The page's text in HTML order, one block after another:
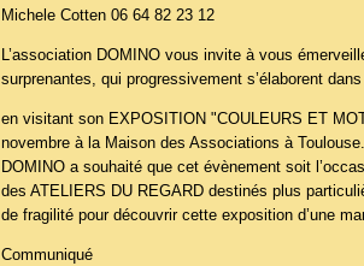
Michele Cotten 06 64 82 23 12
L’association DOMINO vous invite à vous
surprenantes, qui progressivement s’élaborent
en visitant son EXPOSITION "COULEURS ET
novembre à la Maison des Associations à Toulouse.
DOMINO a souhaité que cet évènement soit
des ATELIERS DU REGARD destinés plus
de fragilité pour découvrir cette exposition d’une
Communiqué